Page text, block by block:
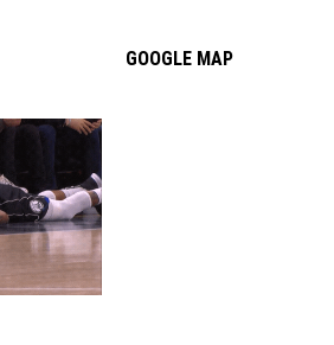
GOOGLE MAP